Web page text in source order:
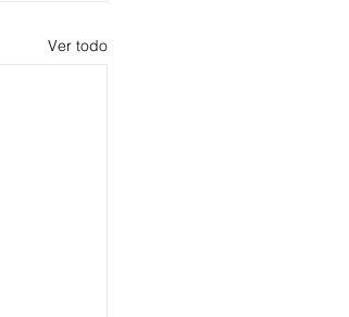
Ver todo